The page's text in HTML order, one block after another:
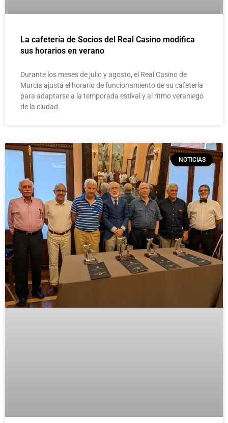
La cafetería de Socios del Real Casino modifica
sus horarios en verano
Durante los meses de julio y agosto, el Real Casino de
Murcia ajusta el horario de funcionamiento de su cafetería
para adaptarse a la temporada estival y al ritmo veraniego
de la ciudad.
NOTICIAS